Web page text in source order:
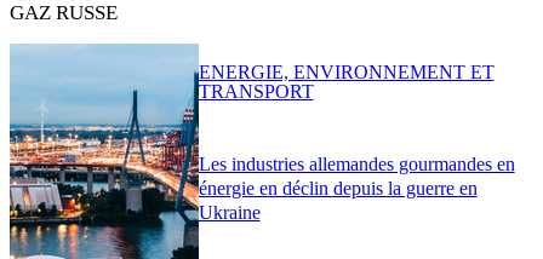
GAZ RUSSE
Les industries allemandes gourmandes en
énergie en déclin depuis la guerre en
Ukraine
ENERGIE, ENVIRONNEMENT ET
TRANSPORT